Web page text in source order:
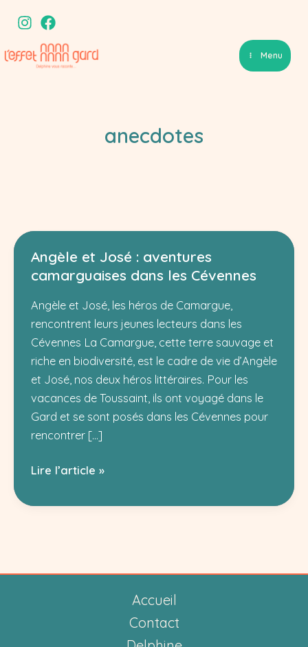
contenu
Menu
anecdotes
Angèle et José : aventures
camarguaises dans les Cévennes
Angèle et José, les héros de Camargue,
rencontrent leurs jeunes lecteurs dans les
Cévennes La Camargue, cette terre sauvage et
riche en biodiversité, est le cadre de vie d’Angèle
et José, nos deux héros littéraires. Pour les
vacances de Toussaint, ils ont voyagé dans le
Gard et se sont posés dans les Cévennes pour
rencontrer […]
Angèle
José
Lire l’article »
Accueil
Contact